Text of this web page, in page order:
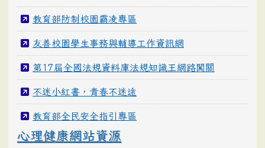
教育部防制校園霸凌專區
友善校園學生事務與輔導工作資訊網
第17屆全國法規資料庫法規知識王網路闖關
不迷小紅書，青春不迷途
教育部全民安全指引專區
心理健康網站資源